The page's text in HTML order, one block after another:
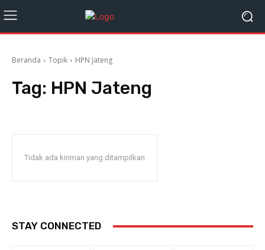
Beranda Topik HPN Jateng
Tag: HPN Jateng
Tidak ada kiriman yang ditampilkan
STAY CONNECTED